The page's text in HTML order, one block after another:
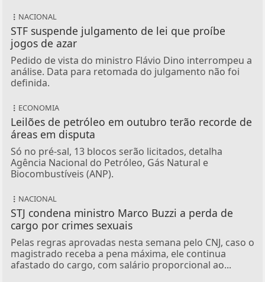
NACIONAL
STF suspende julgamento de lei que proíbe
jogos de azar
Pedido de vista do ministro Flávio Dino interrompeu a
análise. Data para retomada do julgamento não foi
definida.
ECONOMIA
Leilões de petróleo em outubro terão recorde de
áreas em disputa
Só no pré-sal, 13 blocos serão licitados, detalha
Agência Nacional do Petróleo, Gás Natural e
Biocombustíveis (ANP).
NACIONAL
STJ condena ministro Marco Buzzi a perda de
cargo por crimes sexuais
Pelas regras aprovadas nesta semana pelo CNJ, caso o
magistrado receba a pena máxima, ele continua
afastado do cargo, com salário proporcional ao...